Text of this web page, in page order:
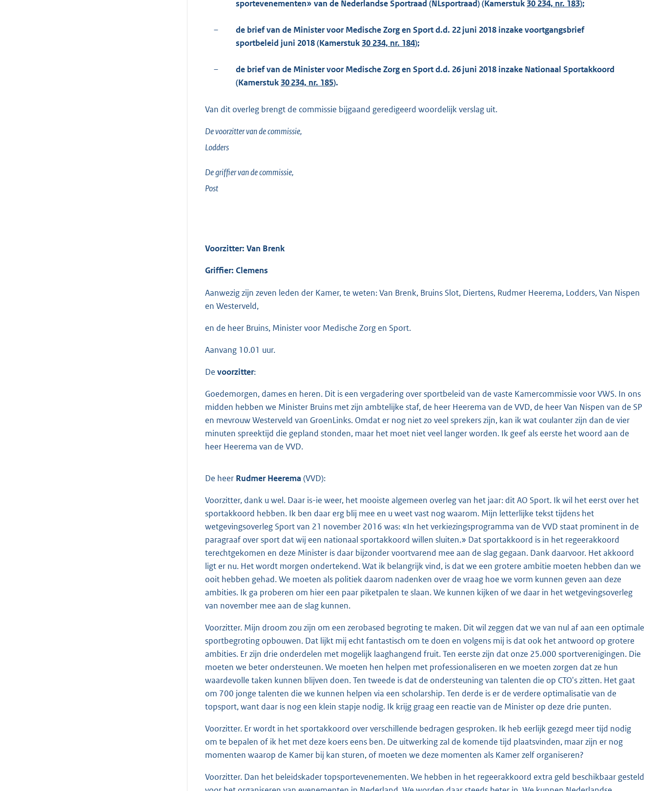
sportevenementen» van de Nederlandse Sportraad (NLsportraad) (Kamerstuk 30 234, nr. 183);
–
de brief van de Minister voor Medische Zorg en Sport d.d. 22 juni 2018 inzake voortgangsbrief
sportbeleid juni 2018 (Kamerstuk 30 234, nr. 184);
–
de brief van de Minister voor Medische Zorg en Sport d.d. 26 juni 2018 inzake Nationaal Sportakkoord
(Kamerstuk 30 234, nr. 185).
Van dit overleg brengt de commissie bijgaand geredigeerd woordelijk verslag uit.
De voorzitter van de commissie,
Lodders
De griffier van de commissie,
Post
Voorzitter: Van Brenk
Griffier: Clemens
Aanwezig zijn zeven leden der Kamer, te weten: Van Brenk, Bruins Slot, Diertens, Rudmer Heerema, Lodders, Van Nispen
en Westerveld,
en de heer Bruins, Minister voor Medische Zorg en Sport.
Aanvang 10.01 uur.
De voorzitter:
Goedemorgen, dames en heren. Dit is een vergadering over sportbeleid van de vaste Kamercommissie voor VWS. In ons
midden hebben we Minister Bruins met zijn ambtelijke staf, de heer Heerema van de VVD, de heer Van Nispen van de SP
en mevrouw Westerveld van GroenLinks. Omdat er nog niet zo veel sprekers zijn, kan ik wat coulanter zijn dan de vier
minuten spreektijd die gepland stonden, maar het moet niet veel langer worden. Ik geef als eerste het woord aan de
heer Heerema van de VVD.
De heer Rudmer Heerema (VVD):
Voorzitter, dank u wel. Daar is-ie weer, het mooiste algemeen overleg van het jaar: dit AO Sport. Ik wil het eerst over het
sportakkoord hebben. Ik ben daar erg blij mee en u weet vast nog waarom. Mijn letterlijke tekst tijdens het
wetgevingsoverleg Sport van 21 november 2016 was: «In het verkiezingsprogramma van de VVD staat prominent in de
paragraaf over sport dat wij een nationaal sportakkoord willen sluiten.» Dat sportakkoord is in het regeerakkoord
terechtgekomen en deze Minister is daar bijzonder voortvarend mee aan de slag gegaan. Dank daarvoor. Het akkoord
ligt er nu. Het wordt morgen ondertekend. Wat ik belangrijk vind, is dat we een grotere ambitie moeten hebben dan we
ooit hebben gehad. We moeten als politiek daarom nadenken over de vraag hoe we vorm kunnen geven aan deze
ambities. Ik ga proberen om hier een paar piketpalen te slaan. We kunnen kijken of we daar in het wetgevingsoverleg
van november mee aan de slag kunnen.
Voorzitter. Mijn droom zou zijn om een zerobased begroting te maken. Dit wil zeggen dat we van nul af aan een optimale
sportbegroting opbouwen. Dat lijkt mij echt fantastisch om te doen en volgens mij is dat ook het antwoord op grotere
ambities. Er zijn drie onderdelen met mogelijk laaghangend fruit. Ten eerste zijn dat onze 25.000 sportverenigingen. Die
moeten we beter ondersteunen. We moeten hen helpen met professionaliseren en we moeten zorgen dat ze hun
waardevolle taken kunnen blijven doen. Ten tweede is dat de ondersteuning van talenten die op CTO's zitten. Het gaat
om 700 jonge talenten die we kunnen helpen via een scholarship. Ten derde is er de verdere optimalisatie van de
topsport, want daar is nog een klein stapje nodig. Ik krijg graag een reactie van de Minister op deze drie punten.
Voorzitter. Er wordt in het sportakkoord over verschillende bedragen gesproken. Ik heb eerlijk gezegd meer tijd nodig
om te bepalen of ik het met deze koers eens ben. De uitwerking zal de komende tijd plaatsvinden, maar zijn er nog
momenten waarop de Kamer bij kan sturen, of moeten we deze momenten als Kamer zelf organiseren?
Voorzitter. Dan het beleidskader topsportevenementen. We hebben in het regeerakkoord extra geld beschikbaar gesteld